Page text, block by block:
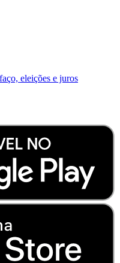
eleições e juros